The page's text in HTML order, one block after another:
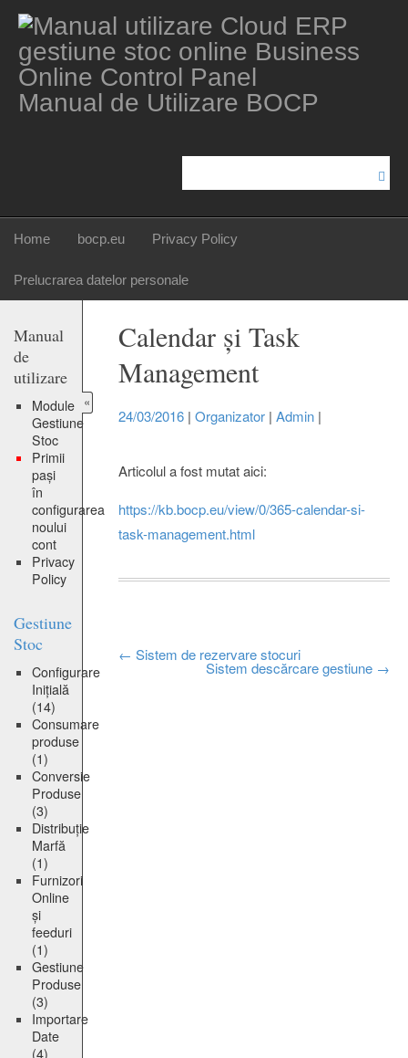
Manual de Utilizare BOCP
Home bocp.eu Privacy Policy
Prelucrarea datelor personale
Manual
de
utilizare
Module
Gestiune
Stoc
Primii
pași
în
configurarea
noului
cont
Privacy
Policy
Gestiune
Stoc
Configurare
Inițială
(14)
Consumare
produse
(1)
Conversie
Produse
(3)
Distribuție
Marfă
(1)
Furnizori
Online
și
feeduri
(1)
Gestiune
Produse
(3)
Importare
Date
(4)
«
Calendar și Task
Management
24/03/2016| Organizator| Admin|
Articolul a fost mutat aici:
https://kb.bocp.eu/view/0/365-calendar-si-
task-management.html
Post
← Sistem de rezervare stocuri
Sistem descărcare gestiune →